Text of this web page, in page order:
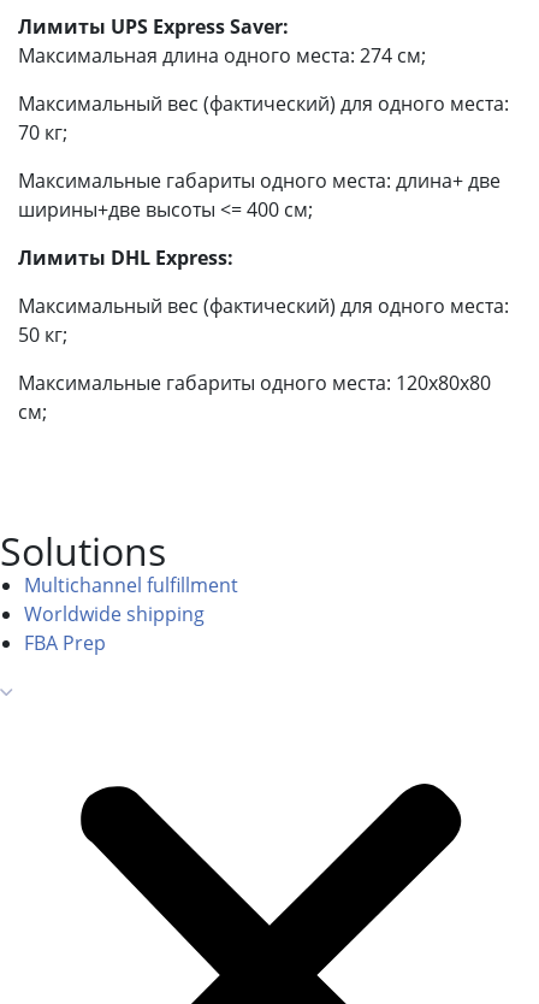
Лимиты UPS Express Saver:
Максимальная длина одного места: 274 см;
Максимальный вес (фактический) для одного места:
70 кг;
Максимальные габариты одного места: длина+ две
ширины+две высоты <= 400 см;
Лимиты DHL Express:
Максимальный вес (фактический) для одного места:
50 кг;
Максимальные габариты одного места: 120x80x80
см;
Solutions
Multichannel fulfillment
Worldwide shipping
FBA Prep